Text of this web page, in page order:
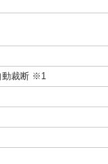
動裁断 ※1